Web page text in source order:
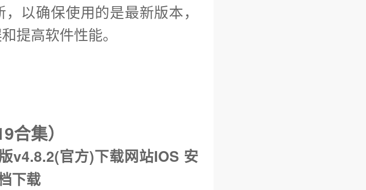
以确保使用的是最新版本，
提高软件性能。
合集）
v4.8.2(官方)下载网站IOS 安
下载